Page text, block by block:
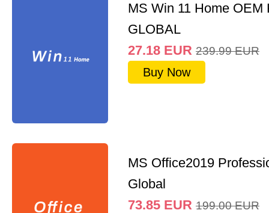
MS Win 11 Home OEM
GLOBAL
27.18 EUR 239.99 EUR
Buy Now
MS Office2019
Global
73.85 EUR 199.00 EUR